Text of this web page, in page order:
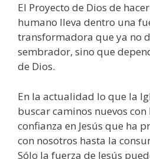
El Proyecto de Dios de
humano lleva dentro una
transformadora que ya no
sembrador, sino que
de Dios.
En la actualidad lo que la
buscar caminos nuevos
confianza en Jesús que ha
con nosotros hasta la
Sólo la fuerza de Jesús